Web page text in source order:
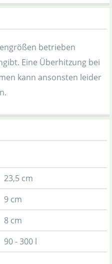
betrieben
Eine Überhitzung bei
kann ansonsten leider
23,5 cm
9 cm
8 cm
90 - 300 l